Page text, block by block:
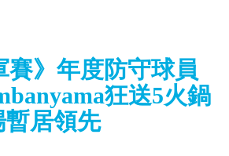
賽》年度防守球員
狂送5火鍋
居領先